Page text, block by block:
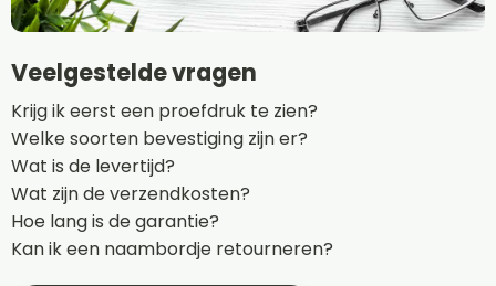
Veelgestelde vragen
Krijg ik eerst een proefdruk te zien?
Welke soorten bevestiging zijn er?
Wat is de levertijd?
Wat zijn de verzendkosten?
Hoe lang is de garantie?
Kan ik een naambordje retourneren?